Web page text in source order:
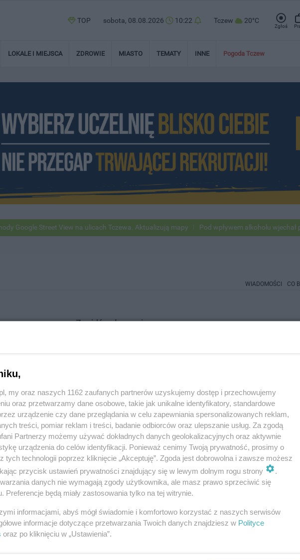
TOP sobota, 08.08.2026 10:22 Tczew 20°C
Zgłoś
LOKALE I MIEJSCA ZDROWIE MIASTO TEMATY INNE Pogoda Tczew
Google Street View na ulicach Tczewa. Aktualizują mapy Pod wpływem alkoholu wjechał
WIADOMOŚCI CO
Znajdź ogłoszenie
pokaż
ogłoszenie nie istnieje lub nie jest jeszcze aktywne!
my oraz naszych 1162 zaufanych partnerów uzyskujemy dostęp i przechowujemy
oraz przetwarzamy dane osobowe, takie jak unikalne identyfikatory, standardowe
urządzenie czy dane przeglądania w celu zapewniania spersonalizowanych reklam,
treści, pomiar reklam i treści, badanie odbiorców oraz ulepszanie usług. Za zgodą
Partnerzy możemy używać dokładnych danych geolokalizacyjnych oraz aktywnie
urządzenia do celów identyfikacji. Ponieważ cenimy Twoją prywatność, prosimy o
tych technologii poprzez kliknięcie „Akceptuję”. Zgoda jest dobrowolna i zawsze możesz
przycisk ustawień prywatności znajdujący się w lewym dolnym rogu strony
danych nie wymagają zgody użytkownika, ale masz prawo sprzeciwić się
Preferencje będą miały zastosowania tylko na tej witrynie.
informacjami, abyś mógł świadomie i komfortowo korzystać z naszych serwisów
informacje dotyczące przetwarzania Twoich danych znajdziesz w Polityce
oraz po kliknięciu w „Ustawienia”.